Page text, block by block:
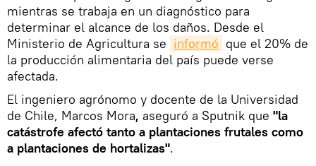
mientras se trabaja en un diagnóstico para
determinar el alcance de los daños. Desde el
Ministerio de Agricultura se informó que el 20% de
la producción alimentaria del país puede verse
afectada.
El ingeniero agrónomo y docente de la Universidad
de Chile, Marcos Mora, aseguró a Sputnik que "la
catástrofe afectó tanto a plantaciones frutales como
a plantaciones de hortalizas".